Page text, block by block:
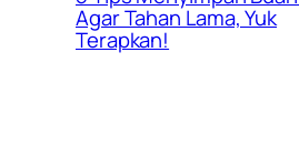
Agar Tahan Lama, Yuk
Terapkan!